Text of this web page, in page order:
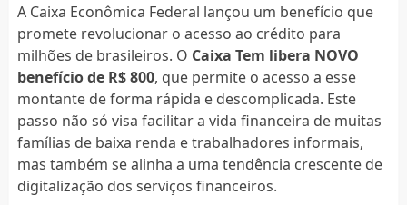
A Caixa Econômica Federal lançou um benefício que
promete revolucionar o acesso ao crédito para
milhões de brasileiros. O Caixa Tem libera NOVO
benefício de R$ 800, que permite o acesso a esse
montante de forma rápida e descomplicada. Este
passo não só visa facilitar a vida financeira de muitas
famílias de baixa renda e trabalhadores informais,
mas também se alinha a uma tendência crescente de
digitalização dos serviços financeiros.